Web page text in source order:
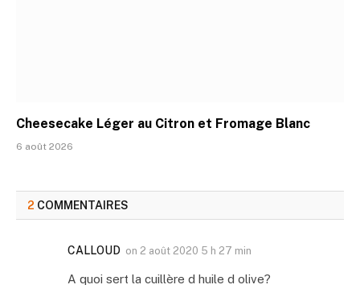
Cheesecake Léger au Citron et Fromage Blanc
6 août 2026
2 COMMENTAIRES
CALLOUD on 2 août 2020 5 h 27 min
A quoi sert la cuillère d huile d olive?